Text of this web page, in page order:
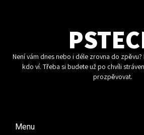
Není vám dnes nebo i déle zrovna do zpěvu?
kdo ví. Třeba si budete už po chvíli
prozpěvovat.
Menu